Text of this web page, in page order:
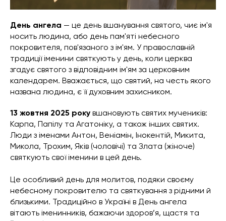
День ангела — це день вшанування святого, чиє ім'я
носить людина, або день пам'яті небесного
покровителя, пов'язаного з ім'ям. У православній
традиції іменини святкують у день, коли церква
згадує святого з відповідним ім'ям за церковним
календарем. Вважається, що святий, на честь якого
названа людина, є її духовним захисником.
13 жовтня 2025 року вшановують святих мучеників:
Карпа, Папілу та Агатоніку, а також інших святих.
Люди з іменами Антон, Веніамін, Інокентій, Микита,
Микола, Трохим, Яків (чоловічі) та Злата (жіноче)
святкують свої іменини в цей день.
Це особливий день для молитов, подяки своєму
небесному покровителю та святкування з рідними й
близькими. Традиційно в Україні в День ангела
вітають іменинників, бажаючи здоров’я, щастя та